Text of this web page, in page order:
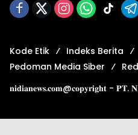
Kode Etik Indeks Berita
Pedoman Media Siber
𝐧𝐢𝐝𝐢𝐚𝐧𝐞𝐰𝐬.𝐜𝐨𝐦@𝐜𝐨𝐩𝐲𝐫𝐢𝐠𝐡𝐭 -